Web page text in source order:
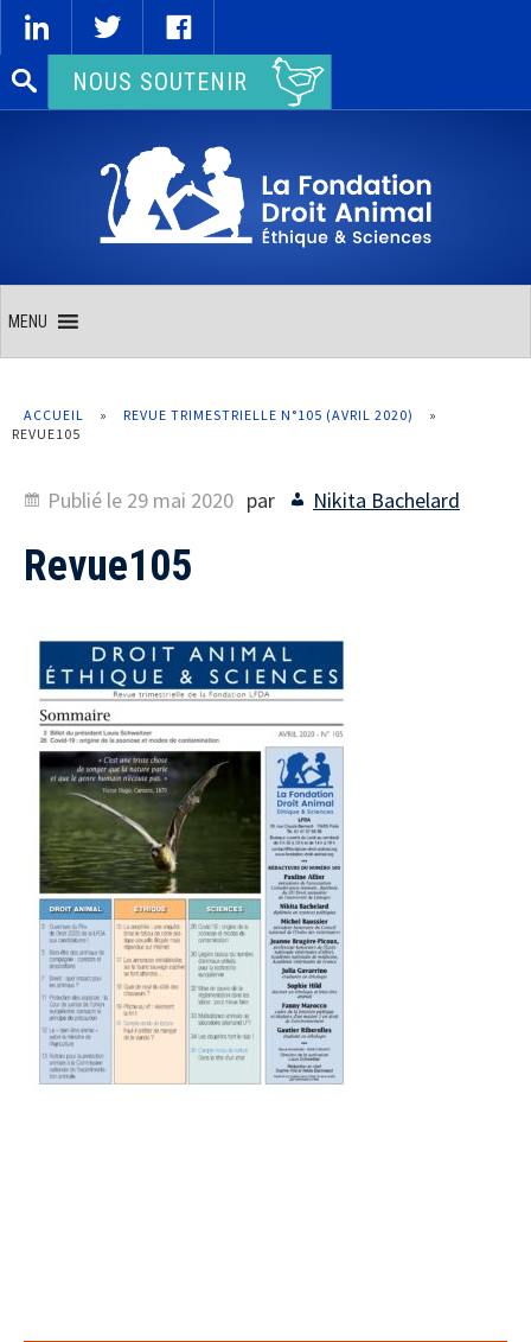
Rechercher :NOUS SOUTENIR
MENU
ACCUEIL » REVUE TRIMESTRIELLE N°105 (AVRIL 2020)
»
REVUE105
Publié le 29 mai 2020 par Nikita Bachelard
Revue105